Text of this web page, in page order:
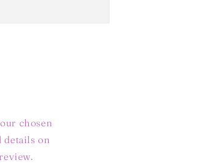
chosen
details on